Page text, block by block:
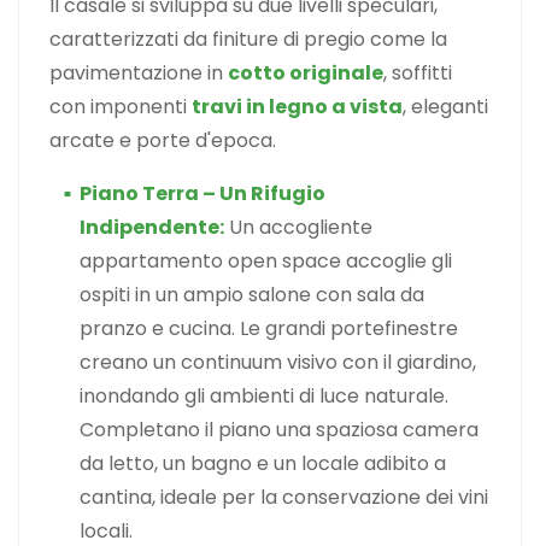
caratterizzati da finiture di pregio come la
pavimentazione in cotto originale, soffitti
con imponenti travi in legno a vista, eleganti
arcate e porte d'epoca.
Piano Terra – Un Rifugio
Indipendente: Un accogliente
appartamento open space accoglie gli
ospiti in un ampio salone con sala da
pranzo e cucina. Le grandi portefinestre
creano un continuum visivo con il giardino,
inondando gli ambienti di luce naturale.
Completano il piano una spaziosa camera
da letto, un bagno e un locale adibito a
cantina, ideale per la conservazione dei vini
locali.